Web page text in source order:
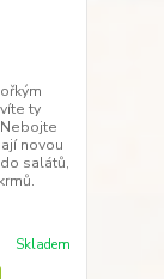
ty
novou
salátů,
Skladem